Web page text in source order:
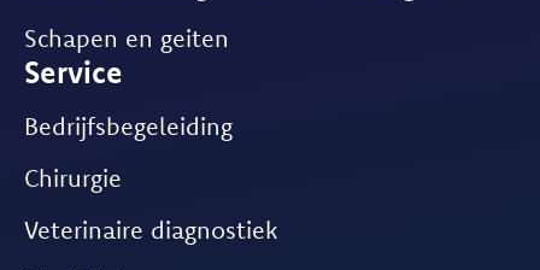
Schapen en geiten
Service
Bedrijfsbegeleiding
Chirurgie
Veterinaire diagnostiek